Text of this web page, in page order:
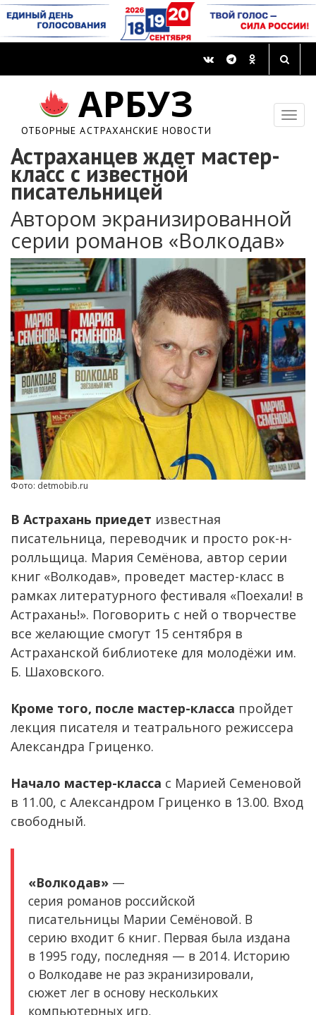
АРБУЗ
ОТБОРНЫЕ АСТРАХАНСКИЕ НОВОСТИ
Астраханцев ждет мастер-
класс с известной
писательницей
Автором экранизированной
серии романов «Волкодав»
Фото: detmobib.ru
В Астрахань приедет известная
писательница, переводчик и просто рок-н-
ролльщица. Мария Семёнова, автор серии
книг «Волкодав», проведет мастер-класс в
рамках литературного фестиваля «Поехали! в
Астрахань!». Поговорить с ней о творчестве
все желающие смогут 15 сентября в
Астраханской библиотеке для молодёжи им.
Б. Шаховского.
Кроме того, после мастер-класса пройдет
лекция писателя и театрального режиссера
Александра Гриценко.
Начало мастер-класса с Марией Семеновой
в 11.00, с Александром Гриценко в 13.00. Вход
свободный.
«Волкодав» —
серия романов российской
писательницы Марии Семёновой. В
серию входит 6 книг. Первая была издана
в 1995 году, последняя — в 2014. Историю
о Волкодаве не раз экранизировали,
сюжет лег в основу нескольких
компьютерных игр.